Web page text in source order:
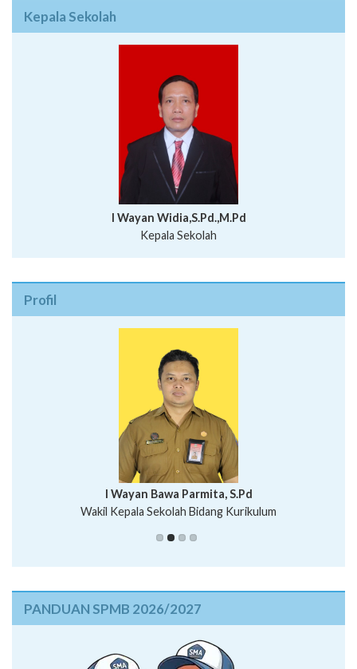
Kepala Sekolah
I Wayan Widia,S.Pd.,M.Pd
Kepala Sekolah
Profil
Putu Suhartana, S.Pd.
I Wayan Bawa Parmita, S.Pd
Wakil Kepala Sekolah Bidang Kurikulum
I Wayan Gede Aditya Pratita, S.Pd., M.Sn
Ni Wayan Nopi Sutantri, S.Pd.
PANDUAN SPMB 2026/2027